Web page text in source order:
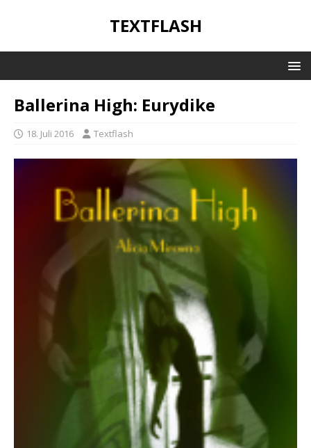
TEXTFLASH
Ballerina High: Eurydike
18. Juli 2016 Textflash